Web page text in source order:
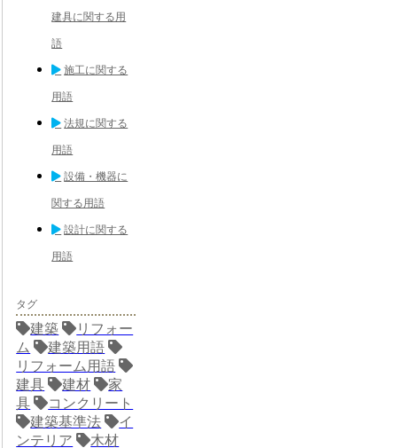
建具に関する用
語
施工に関する
用語
法規に関する
用語
設備・機器に
関する用語
設計に関する
用語
タグ
建築
リフォー
ム
建築用語
リフォーム用語
建具
建材
家
具
コンクリート
建築基準法
イ
ンテリア
木材